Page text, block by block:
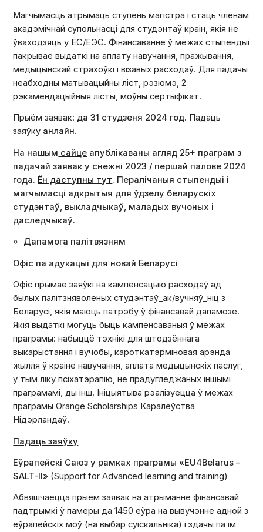
Магчымасць атрымаць ступень магістра і стаць членам
акадэмічнай супольнасці для студэнтаў краін, якія не
ўваходзяць у ЕС/ЕЭС. Фінансаванне ў межах стыпендыі
пакрывае выдаткі на аплату навучання, пражывання,
медыцынскай страхоўкі і візавых расходаў. Для падачы
неабходны матывацыйны ліст, рэзюмэ, 2
рэкамендацыйныя лісты, моўны сертыфікат.
Прыём заявак: да 31 студзеня 2024 год. Падаць
заяўку анлайн.
На нашым сайце апублікаваны агляд 25+ праграм з
падачай заявак у снежні 2023 / першай палове 2024
года. Ён даступны тут. Пералічаныя стыпендыі і
магчымасці адкрытыя для ўдзелу беларускіх
студэнтаў, выкладчыкаў, маладых вучоных і
даследчыкаў.
Дапамога палітвязням
Офіс па адукацыі для новай Беларусі
Офіс прымае заяўкі на кампенсацыю расходаў ад
былых палітзняволеных студэнтаў_ак/вучняў_ніц з
Беларусі, якія маюць патрэбу ў фінансавай дапамозе.
Якія выдаткі могуць быць кампенсаваныя ў межах
праграмы: набыццё тэхнікі для штодзённага
выкарыстання і вучобы, кароткатэрміновая арэнда
жылля ў краіне навучання, аплата медыцынскіх паслуг,
у тым ліку псіхатэрапію, не прадугледжаных іншымі
праграмамі, ды інш. Ініцыятыва рэалізуецца ў межах
праграмы Orange Scholarships Каралеўства
Нідэрландаў.
Падаць заяўку
Еўрапейскі Саюз у рамках праграмы «EU4Belarus –
SALT-II» (Support for Advanced learning and training)
Абвяшчаецца прыём заявак на атрыманне фінансавай
падтрымкі ў памеры да 1450 еўра на вывучэнне адной з
еўрапейскіх моў (на выбар суіскальніка) і здачы па ім